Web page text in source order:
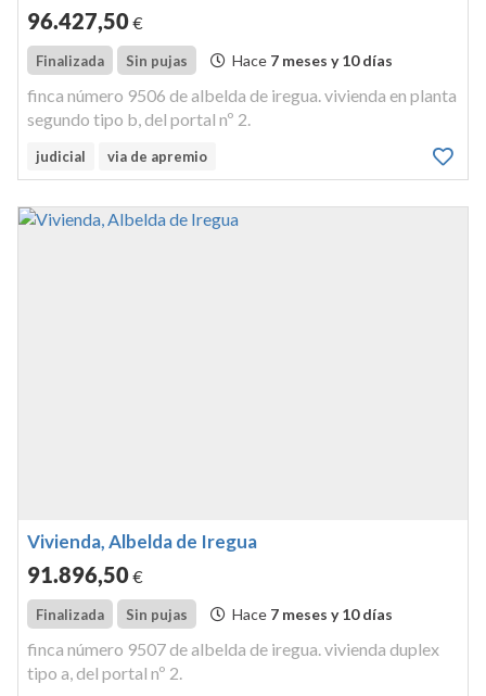
96.427,50€
Finalizada Sin pujas Hace 7 meses y 10 días
finca número 9506 de albelda de iregua. vivienda en planta
segundo tipo b, del portal nº 2.
judicial via de apremio
Vivienda, Albelda de Iregua
91.896,50€
Finalizada Sin pujas Hace 7 meses y 10 días
finca número 9507 de albelda de iregua. vivienda duplex
tipo a, del portal nº 2.